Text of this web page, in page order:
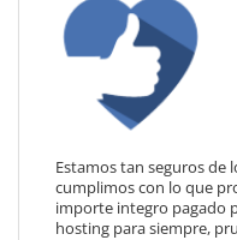
Estamos tan seguros de
cumplimos con lo que
importe integro pagado
hosting para siempre,